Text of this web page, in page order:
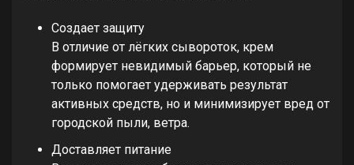
Создает защиту
В отличие от лёгких сывороток, крем
формирует невидимый барьер, который не
только помогает удерживать результат
активных средств, но и минимизирует вред от
городской пыли, ветра.
Доставляет питание